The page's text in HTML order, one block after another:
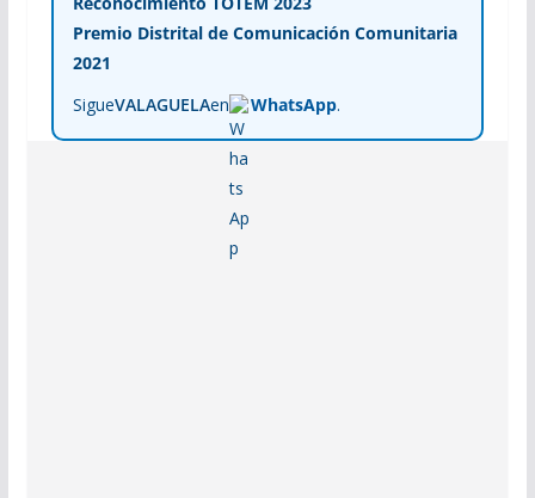
Premio Distrital de Comunicación Comunitaria
2021
SigueVALAGUELAen WhatsApp.